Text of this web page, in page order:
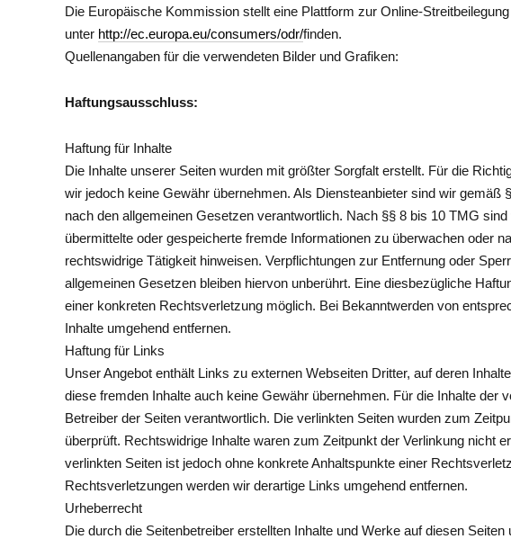
Die Europäische Kommission stellt eine Plattform zur Online-
unter http://ec.europa.eu/consumers/odr/finden.
Quellenangaben für die verwendeten Bilder und Grafiken:
Haftungsausschluss:
Haftung für Inhalte
Die Inhalte unserer Seiten wurden mit größter Sorgfalt erstellt. Für die
wir jedoch keine Gewähr übernehmen. Als Diensteanbieter sind wir gemäß
nach den allgemeinen Gesetzen verantwortlich. Nach §§ 8 bis 10 TMG
übermittelte oder gespeicherte fremde Informationen zu überwachen oder
rechtswidrige Tätigkeit hinweisen. Verpflichtungen zur Entfernung oder
allgemeinen Gesetzen bleiben hiervon unberührt. Eine diesbezügliche
einer konkreten Rechtsverletzung möglich. Bei Bekanntwerden von
Inhalte umgehend entfernen.
Haftung für Links
Unser Angebot enthält Links zu externen Webseiten Dritter, auf deren
diese fremden Inhalte auch keine Gewähr übernehmen. Für die Inhalte der
Betreiber der Seiten verantwortlich. Die verlinkten Seiten wurden zum
überprüft. Rechtswidrige Inhalte waren zum Zeitpunkt der Verlinkung nicht
verlinkten Seiten ist jedoch ohne konkrete Anhaltspunkte einer
Rechtsverletzungen werden wir derartige Links umgehend entfernen.
Urheberrecht
Die durch die Seitenbetreiber erstellten Inhalte und Werke auf diesen